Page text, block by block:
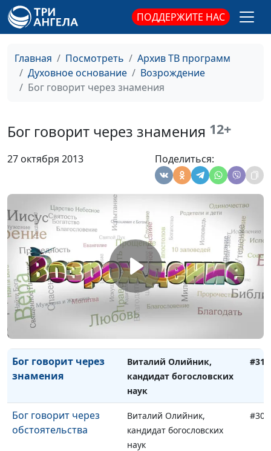
ПОДДЕРЖИТЕ НАС
Главная Посмотреть
Архив ТВ программ
Духовное основание
Возрождение
Бог говорит через знамения
Бог говорит через знамения 12+
27 октября 2013 Поделиться:
наук
Тревога
Виталий Олийник,
кандидат богословских
наук
#37
Паранойя
Виталий Олийник,
Прошлое глазами
настоящего
кандидат богословских
кандидат богословских
#34
Бог говорит через
сны
Виталий Олийник,
кандидат богословских
наук
#33
Бог говорит через
пророков
Виталий Олийник,
кандидат богословских
наук
Бог говорит через
знамения
Виталий Олийник,
кандидат богословских
наук
#31
Бог говорит через
обстоятельства
Виталий Олийник,
кандидат богословских
наук
#30